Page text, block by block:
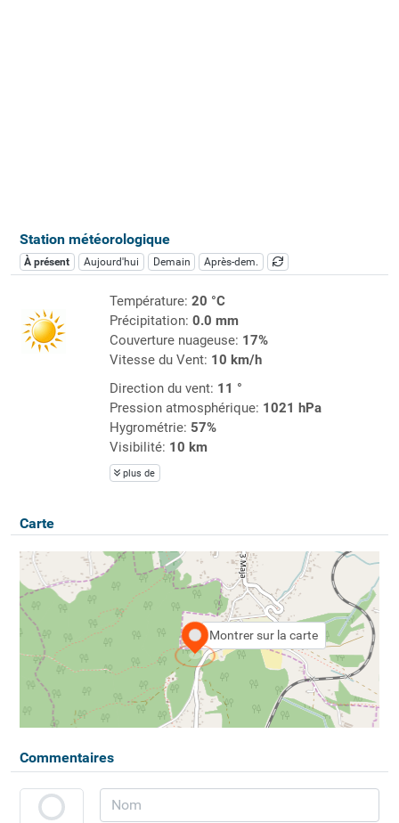
Station météorologique
À présent Aujourd'hui Demain Après-dem.
Température: 20 °C
Précipitation: 0.0 mm
Couverture nuageuse: 17%
Vitesse du Vent: 10 km/h
Direction du vent: 11 °
Pression atmosphérique: 1021 hPa
Hygrométrie: 57%
Visibilité: 10 km
plus de
Carte
Montrer sur la carte
Commentaires